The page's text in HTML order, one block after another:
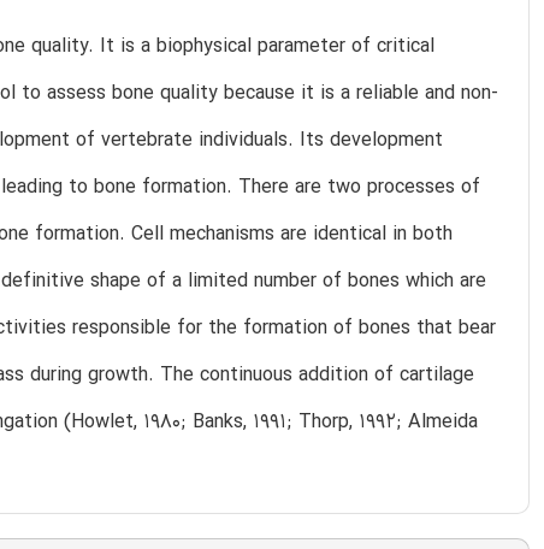
quality. It is a biophysical parameter of critical
to assess bone quality because it is a reliable and non-
of vertebrate individuals. Its development
to bone formation. There are two processes of
formation. Cell mechanisms are identical in both
shape of a limited number of bones which are
responsible for the formation of bones that bear
during growth. The continuous addition of cartilage
(Howlet, 1980; Banks, 1991; Thorp, 1992; Almeida